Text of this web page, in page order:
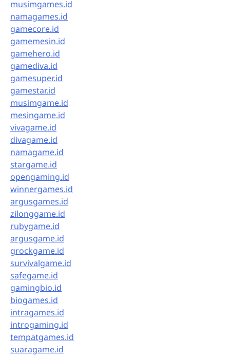
musimgames.id
namagames.id
gamecore.id
gamemesin.id
gamehero.id
gamediva.id
gamesuper.id
gamestar.id
musimgame.id
mesingame.id
vivagame.id
divagame.id
namagame.id
stargame.id
opengaming.id
winnergames.id
argusgames.id
zilonggame.id
rubygame.id
argusgame.id
grockgame.id
survivalgame.id
safegame.id
gamingbio.id
biogames.id
intragames.id
introgaming.id
tempatgames.id
suaragame.id